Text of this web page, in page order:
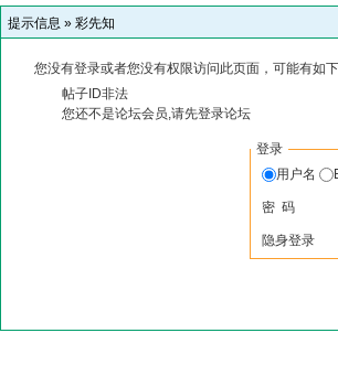
提示信息 » 彩先知
您没有登录或者您没有权限访问此页面，可能有如
帖子ID非法
您还不是论坛会员,请先登录论坛
登录
用户名
密 码
隐身登录